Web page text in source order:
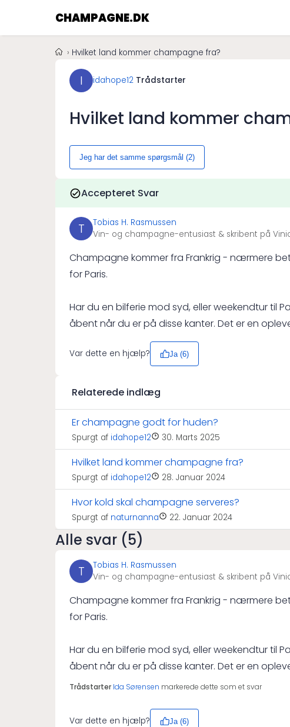
CHAMPAGNE.DK
Hvilket land kommer champagne fra?
I idahope12 Trådstarter
Hvilket land kommer
Jeg har det samme spørgsmål (2)
Accepteret Svar
T
Tobias H. Rasmussen
Vin- og champagne-entusiast & skribent på
Champagne kommer fra Frankrig - nærmere
for Paris.
Har du en bilferie mod syd, eller weekendtur til
åbent når du er på disse kanter. Det er en
Var dette en hjælp? Ja (6)
Relaterede indlæg
Er champagne godt for huden?
Spurgt af idahope12 30. Marts 2025
Hvilket land kommer champagne fra?
Spurgt af idahope12 28. Januar 2024
Hvor kold skal champagne serveres?
Spurgt af naturnanna 22. Januar 2024
Alle svar (5)
T
Tobias H. Rasmussen
Vin- og champagne-entusiast & skribent på
Champagne kommer fra Frankrig - nærmere
for Paris.
Har du en bilferie mod syd, eller weekendtur til
åbent når du er på disse kanter. Det er en
Trådstarter Ida Sørensen markerede dette som et svar
Var dette en hjælp? Ja (6)